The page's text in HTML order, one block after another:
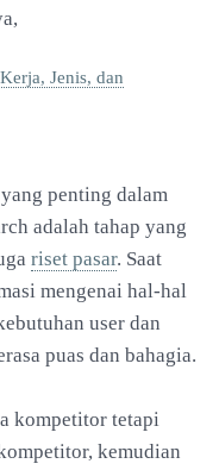
Jenis, dan
penting dalam
adalah tahap yang
riset pasar. Saat
mengenai hal-hal
user dan
puas dan bahagia.
kompetitor tetapi
kemudian